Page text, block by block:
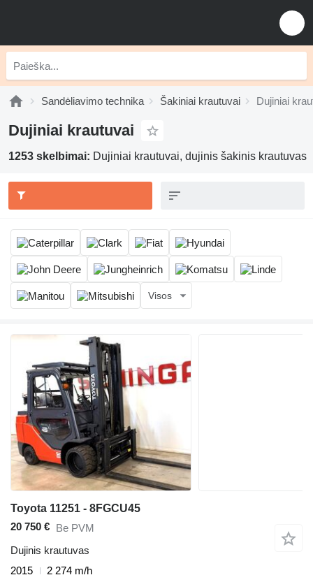
Sandėliavimo technika Šakiniai krautuvai Dujiniai
Dujiniai krautuvai
1253 skelbimai: Dujiniai krautuvai, dujinis šakinis krautuvas
Visos
Toyota 11251 - 8FGCU45
20 750 € Be PVM
Dujinis krautuvas
2015
2 274 m/h